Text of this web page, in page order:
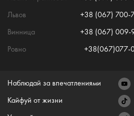
Львов
+38 (067) 700-
Винница
+38 (067) 009-
Ровно
+38(067)077-
Наблюдай за впечатлениями
Кайфуй от жизни